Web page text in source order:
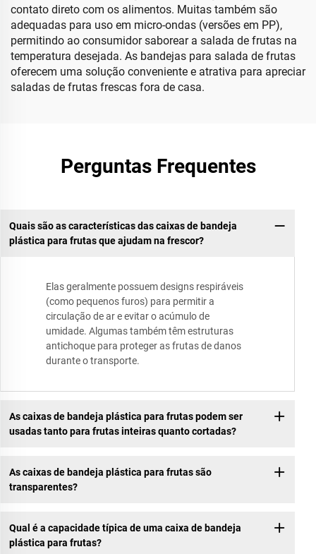
contato direto com os alimentos. Muitas também são
adequadas para uso em micro-ondas (versões em PP),
permitindo ao consumidor saborear a salada de frutas na
temperatura desejada. As bandejas para salada de frutas
oferecem uma solução conveniente e atrativa para apreciar
saladas de frutas frescas fora de casa.
Perguntas Frequentes
Quais são as características das caixas de bandeja
plástica para frutas que ajudam na frescor?
Elas geralmente possuem designs respiráveis
(como pequenos furos) para permitir a
circulação de ar e evitar o acúmulo de
umidade. Algumas também têm estruturas
antichoque para proteger as frutas de danos
durante o transporte.
As caixas de bandeja plástica para frutas podem ser
usadas tanto para frutas inteiras quanto cortadas?
As caixas de bandeja plástica para frutas são
transparentes?
Qual é a capacidade típica de uma caixa de bandeja
plástica para frutas?